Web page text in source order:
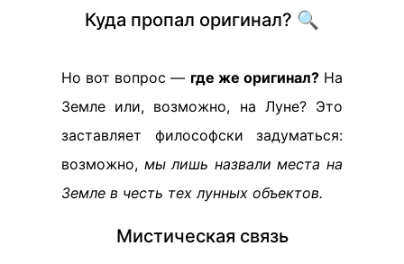
Куда пропал оригинал? 🔍
Но вот вопрос — где же оригинал?На
Земле или, возможно, на Луне? Это
заставляет философски задуматься:
возможно, мы лишь назвали места на
Земле в честь тех лунных объектов.
Мистическая связь